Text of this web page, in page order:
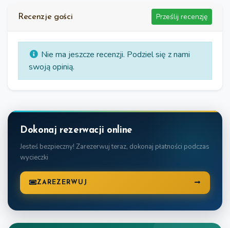
Recenzje gości Prześlij recenzję
Nie ma jeszcze recenzji. Podziel się z nami
swoją opinią.
Dokonaj rezerwacji online
Jesteś bezpieczny! Zarezerwuj teraz, dokonaj płatności podczas
wycieczki
ZAREZERWUJ